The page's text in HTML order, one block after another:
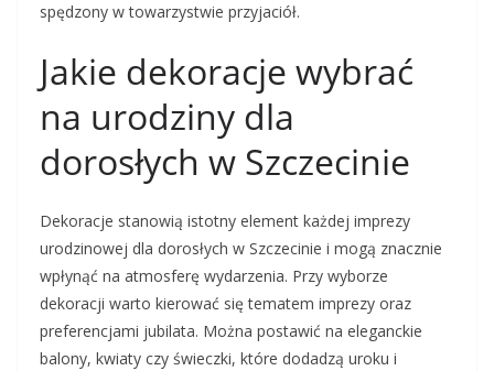
spędzony w towarzystwie przyjaciół.
Jakie dekoracje wybrać
na urodziny dla
dorosłych w Szczecinie
Dekoracje stanowią istotny element każdej imprezy
urodzinowej dla dorosłych w Szczecinie i mogą znacznie
wpłynąć na atmosferę wydarzenia. Przy wyborze
dekoracji warto kierować się tematem imprezy oraz
preferencjami jubilata. Można postawić na eleganckie
balony, kwiaty czy świeczki, które dodadzą uroku i